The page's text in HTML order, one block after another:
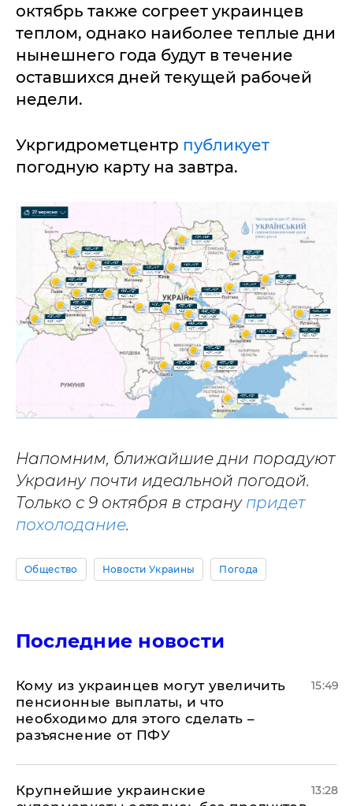
октябрь также согреет украинцев
теплом, однако наиболее теплые дни
нынешнего года будут в течение
оставшихся дней текущей рабочей
недели.
Укргидрометцентр публикует
погодную карту на завтра.
Напомним, ближайшие дни порадуют
Украину почти идеальной погодой.
Только с 9 октября в страну придет
похолодание.
Общество Новости Украины Погода
Последние новости
Кому из украинцев могут увеличить
пенсионные выплаты, и что
необходимо для этого сделать –
разъяснение от ПФУ
15:49
Крупнейшие украинские
13:28